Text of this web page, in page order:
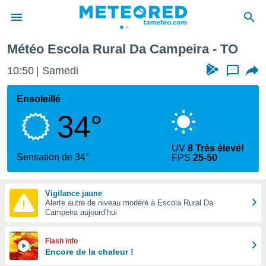
de
Météo Escola Rural Da Campeira - TO
10:50 Samedi ...
Ensoleillé
34°
Sensation de 34°
UV8 Très élevé!
FPS25-50
Vigilance jaune
Alerte autre de niveau modéré à Escola Rural Da
Campeira aujourd’hui
Flash info
Encore de la chaleur !